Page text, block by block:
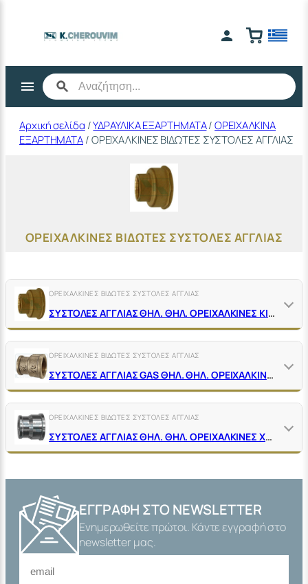
περιεχόμενο
Αρχική σελίδα /ΥΔΡΑΥΛΙΚΑ ΕΞΑΡΤΗΜΑΤΑ/ΟΡΕΙΧΑΛΚΙΝΑ
ΕΞΑΡΤΗΜΑΤΑ/ ΟΡΕΙΧΑΛΚΙΝΕΣ ΒΙΔΩΤΕΣ ΣΥΣΤΟΛΕΣ ΑΓΓΛΙΑΣ
ΟΡΕΙΧΑΛΚΙΝΕΣ ΒΙΔΩΤΕΣ ΣΥΣΤΟΛΕΣ ΑΓΓΛΙΑΣ
ΟΡΕΙΧΑΛΚΙΝΕΣ ΒΙΔΩΤΕΣ ΣΥΣΤΟΛΕΣ ΑΓΓΛΙΑΣ
ΣΥΣΤΟΛΕΣ ΑΓΓΛΙΑΣ ΘΗΛ. ΘΗΛ. ΟΡΕΙΧΑΛΚΙΝΕΣ ΚΙΤΡΙΝΕΣ
ΟΡΕΙΧΑΛΚΙΝΕΣ ΒΙΔΩΤΕΣ ΣΥΣΤΟΛΕΣ ΑΓΓΛΙΑΣ
ΣΥΣΤΟΛΕΣ ΑΓΓΛΙΑΣ GΑS ΘΗΛ. ΘΗΛ. ΟΡΕΙΧΑΛΚΙΝΕΣ ΚΙΤΡΙΝΕΣ
ΟΡΕΙΧΑΛΚΙΝΕΣ ΒΙΔΩΤΕΣ ΣΥΣΤΟΛΕΣ ΑΓΓΛΙΑΣ
ΣΥΣΤΟΛΕΣ ΑΓΓΛΙΑΣ ΘΗΛ. ΘΗΛ. ΟΡΕΙΧΑΛΚΙΝΕΣ ΧΡΩΜΕ
ΕΓΓΡΑΦΉ ΣΤΟ NEWSLETTER
Ενημερωθείτε πρώτοι. Κάντε εγγραφή στο
newsletter μας.